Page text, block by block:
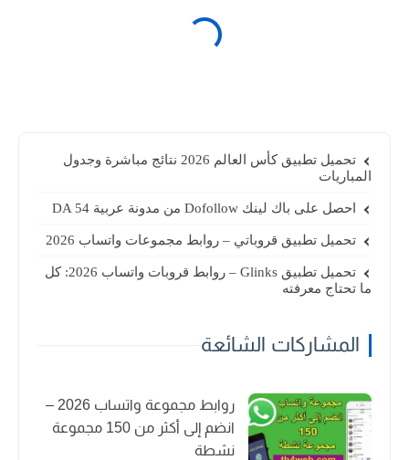
تحميل تطبيق كأس العالم 2026 نتائج مباشرة وجدول
المباريات
احصل على باك لينك Dofollow من مدونة عربية DA 54
تحميل تطبيق قروباتي – روابط مجموعات واتساب 2026
تحميل تطبيق Glinks – روابط قروبات واتساب 2026: كل
ما تحتاج معرفته
المشاركات الشائعة
روابط مجموعة واتساب 2026 –
انضم إلى أكثر من 150 مجموعة
نشطة